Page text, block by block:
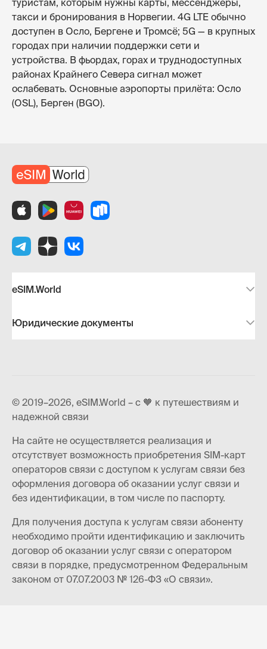
туристам, которым нужны карты, мессенджеры,
такси и бронирования в Норвегии. 4G LTE обычно
доступен в Осло, Бергене и Тромсё; 5G — в крупных
городах при наличии поддержки сети и
устройства. В фьордах, горах и труднодоступных
районах Крайнего Севера сигнал может
ослабевать. Основные аэропорты прилёта: Осло
(OSL), Берген (BGO).
eSIM.World
Юридические документы
© 2019–2026, eSIM.World – с 🧡 к путешествиям и
надежной связи
На сайте не осуществляется реализация и
отсутствует возможность приобретения SIM-карт
операторов связи с доступом к услугам связи без
оформления договора об оказании услуг связи и
без идентификации, в том числе по паспорту.
Для получения доступа к услугам связи абоненту
необходимо пройти идентификацию и заключить
договор об оказании услуг связи с оператором
связи в порядке, предусмотренном Федеральным
законом от 07.07.2003 № 126-ФЗ «О связи».